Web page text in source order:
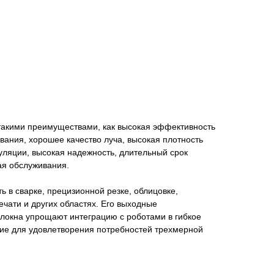
преимуществами, как высокая эффективность
хорошее качество луча, высокая плотность
высокая надежность, длительный срок
обслуживания.
в сварке, прецизионной резке, облицовке,
и других областях. Его выходные
упрощают интеграцию с роботами в гибкое
для удовлетворения потребностей трехмерной